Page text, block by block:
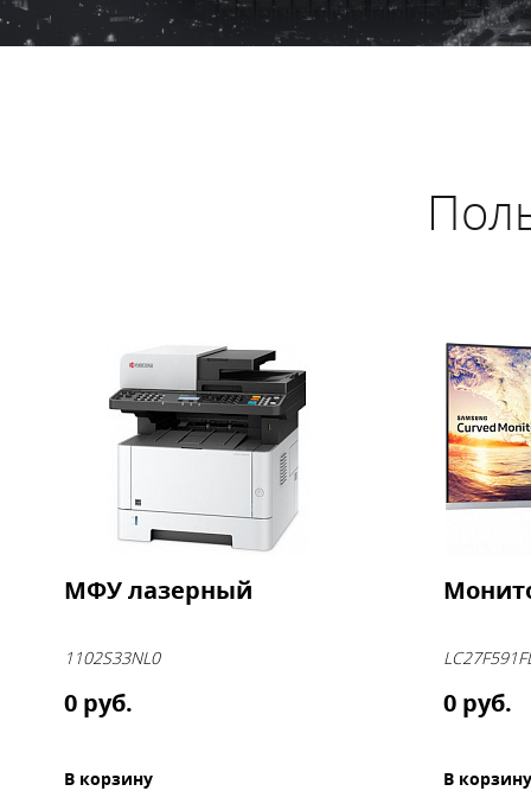
МФУ лазерный
1102S33NL0
0 руб.
В корзину
0 руб.
В корзину